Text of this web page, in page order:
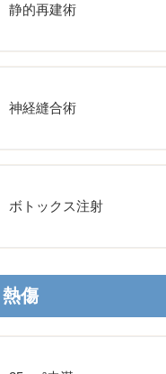
静的再建術
神経縫合術
ボトックス注射
熱傷